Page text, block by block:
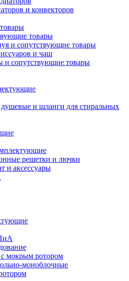
и конвекторов
товары
и сопутствующие товары
и чаш
и сопутствующие товары
и шланги для стиральных
решетки и лючки
и аксессуары
мокрым ротором
моноблочные